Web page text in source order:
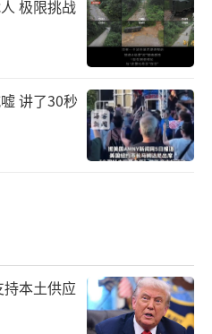
来对话开辟了空间。大
底气，这一观点正在获
两岸同胞同属中华民
是无法割裂的纽带。在
、互利共赢的前景值得
何变化，民众对和平稳
底气 两岸携手共创未
极限挑战
讲了30秒
本土供应